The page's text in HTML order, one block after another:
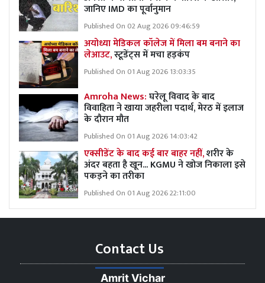
जानिए IMD का पूर्वानुमान
Published On 02 Aug 2026 09:46:59
अयोध्या मेडिकल कॉलेज में मिला बम बनाने का
लेआउट,स्टूडेंट्स में मचा हड़कंप
Published On 01 Aug 2026 13:03:35
Amroha News:घरेलू विवाद के बाद
विवाहिता ने खाया जहरीला पदार्थ, मेरठ में इलाज
के दौरान मौत
Published On 01 Aug 2026 14:03:42
एक्सीडेंट के बाद कई बार बाहर नहीं,शरीर के
अंदर बहता है खून... KGMU ने खोज निकाला इसे
पकड़ने का तरीका
Published On 01 Aug 2026 22:11:00
Contact Us
Amrit Vichar